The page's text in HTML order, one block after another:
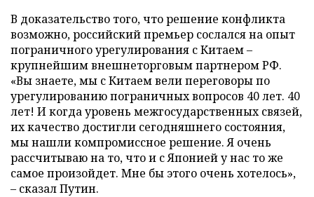
В доказательство того, что решение конфликта
возможно, российский премьер сослался на опыт
пограничного урегулирования с Китаем –
крупнейшим внешнеторговым партнером РФ.
«Вы знаете, мы с Китаем вели переговоры по
урегулированию пограничных вопросов 40 лет. 40
лет! И когда уровень межгосударственных связей,
их качество достигли сегодняшнего состояния,
мы нашли компромиссное решение. Я очень
рассчитываю на то, что и с Японией у нас то же
самое произойдет. Мне бы этого очень хотелось»,
– сказал Путин.